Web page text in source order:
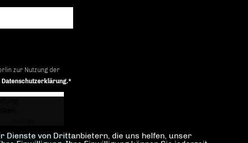
zur Nutzung der
Datenschutzerklärung.*
Dienste von Drittanbietern, die uns helfen, unser